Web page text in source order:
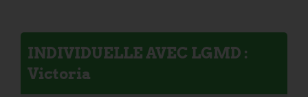
INDIVIDUELLE AVEC LGMD :
Victoria